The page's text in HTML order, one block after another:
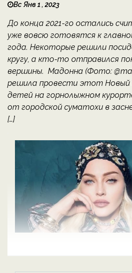
Вс Янв 1 , 2023
До конца 2021-го остались
уже вовсю готовятся к
года. Некоторые решили
кругу, а кто-то отправился
вершины. Мадонна (Фото:
решила провести этот Новый
детей на горнолыжном
от городской суматохи в
[…]